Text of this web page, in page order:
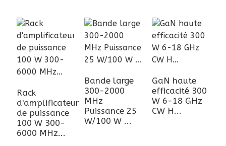
Rack
d'amplificateur
de puissance
100 W 300-
6000 MHz...
Bande large
300-2000
MHz
Puissance 25
W/100 W ...
GaN haute
efficacité 300
W 6-18 GHz
CW H...